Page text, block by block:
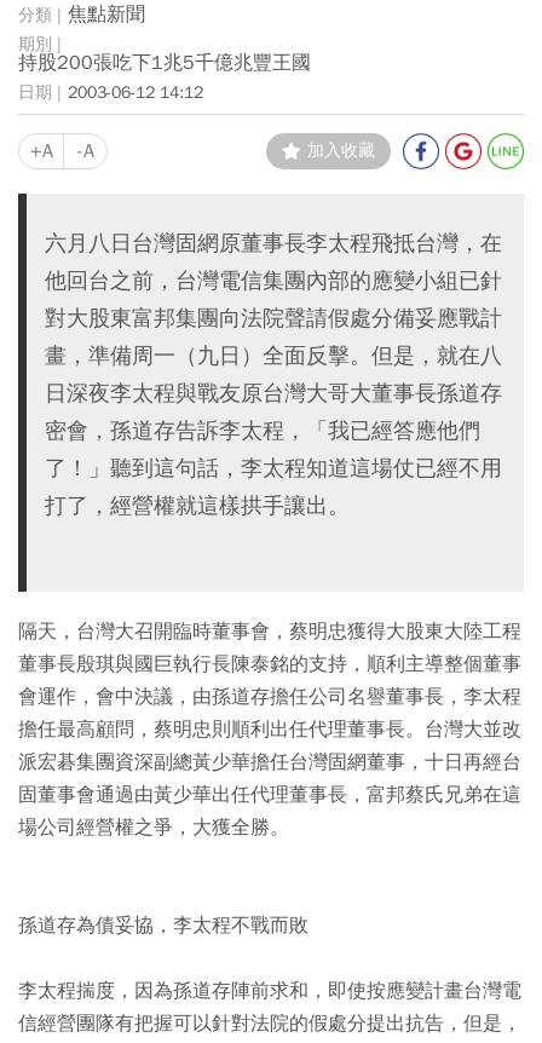
焦點新聞
持股200張吃下1兆5千億兆豐王國
2003-06-12 14:12
+A -A 加入收藏
六月八日台灣固網原董事長李太程飛抵台灣，在
他回台之前，台灣電信集團內部的應變小組已針
對大股東富邦集團向法院聲請假處分備妥應戰計
畫，準備周一（九日）全面反擊。但是，就在八
日深夜李太程與戰友原台灣大哥大董事長孫道存
密會，孫道存告訴李太程，「我已經答應他們
了！」聽到這句話，李太程知道這場仗已經不用
打了，經營權就這樣拱手讓出。
隔天，台灣大召開臨時董事會，蔡明忠獲得大股東大陸工程
董事長殷琪與國巨執行長陳泰銘的支持，順利主導整個董事
會運作，會中決議，由孫道存擔任公司名譽董事長，李太程
擔任最高顧問，蔡明忠則順利出任代理董事長。台灣大並改
派宏碁集團資深副總黃少華擔任台灣固網董事，十日再經台
固董事會通過由黃少華出任代理董事長，富邦蔡氏兄弟在這
場公司經營權之爭，大獲全勝。
孫道存為債妥協，李太程不戰而敗
李太程揣度，因為孫道存陣前求和，即使按應變計畫台灣電
信經營團隊有把握可以針對法院的假處分提出抗告，但是，